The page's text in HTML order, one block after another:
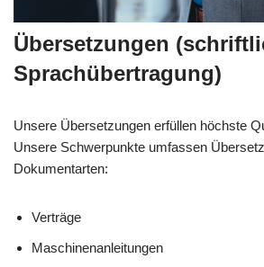
Übersetzungen
Sprachübertragung)
Unsere Übersetzungen erfüllen höchste
Unsere Schwerpunkte umfassen
Dokumentarten:
Verträge
Maschinenanleitungen